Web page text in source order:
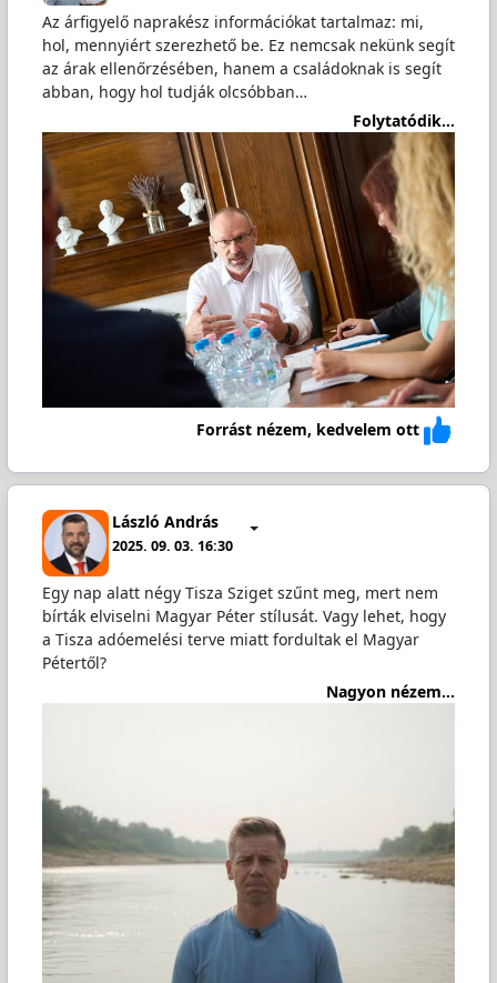
Az árfigyelő naprakész információkat tartalmaz: mi,
hol, mennyiért szerezhető be. Ez nemcsak nekünk segít
az árak ellenőrzésében, hanem a családoknak is segít
abban, hogy hol tudják olcsóbban…
Folytatódik...
Forrást nézem, kedvelem ott
László András
2025. 09. 03. 16:30
Egy nap alatt négy Tisza Sziget szűnt meg, mert nem
bírták elviselni Magyar Péter stílusát. Vagy lehet, hogy
a Tisza adóemelési terve miatt fordultak el Magyar
Pétertől?
Nagyon nézem...